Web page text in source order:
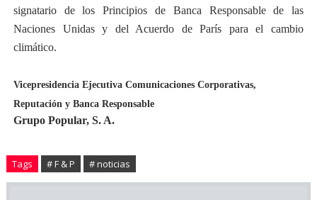
signatario de los Principios de Banca Responsable de las
Naciones Unidas y del Acuerdo de París para el cambio
climático.
Vicepresidencia Ejecutiva Comunicaciones Corporativas,
Reputación y Banca Responsable
Grupo Popular, S. A.
Tags # F & P # noticias